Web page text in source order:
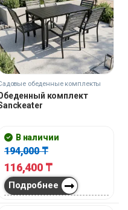
обеденные комплекты
комплект
В наличии
194,000₸
116,400 ₸
Подробнее